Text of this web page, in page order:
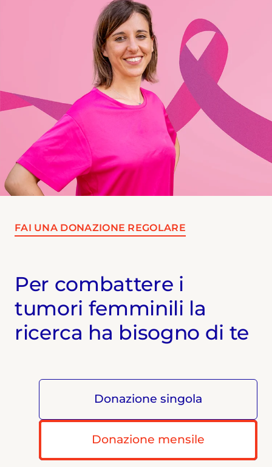
FAI UNA DONAZIONE REGOLARE
Per combattere i
tumori femminili la
ricerca ha bisogno di te
Donazione singola
Donazione mensile